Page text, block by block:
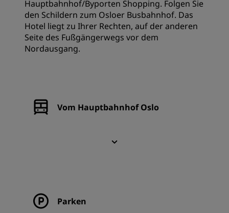
Hauptbahnhof/Byporten Shopping. Folgen Sie
den Schildern zum Osloer Busbahnhof. Das
Hotel liegt zu Ihrer Rechten, auf der anderen
Seite des Fußgängerwegs vor dem
Nordausgang.
Vom Hauptbahnhof Oslo
Parken